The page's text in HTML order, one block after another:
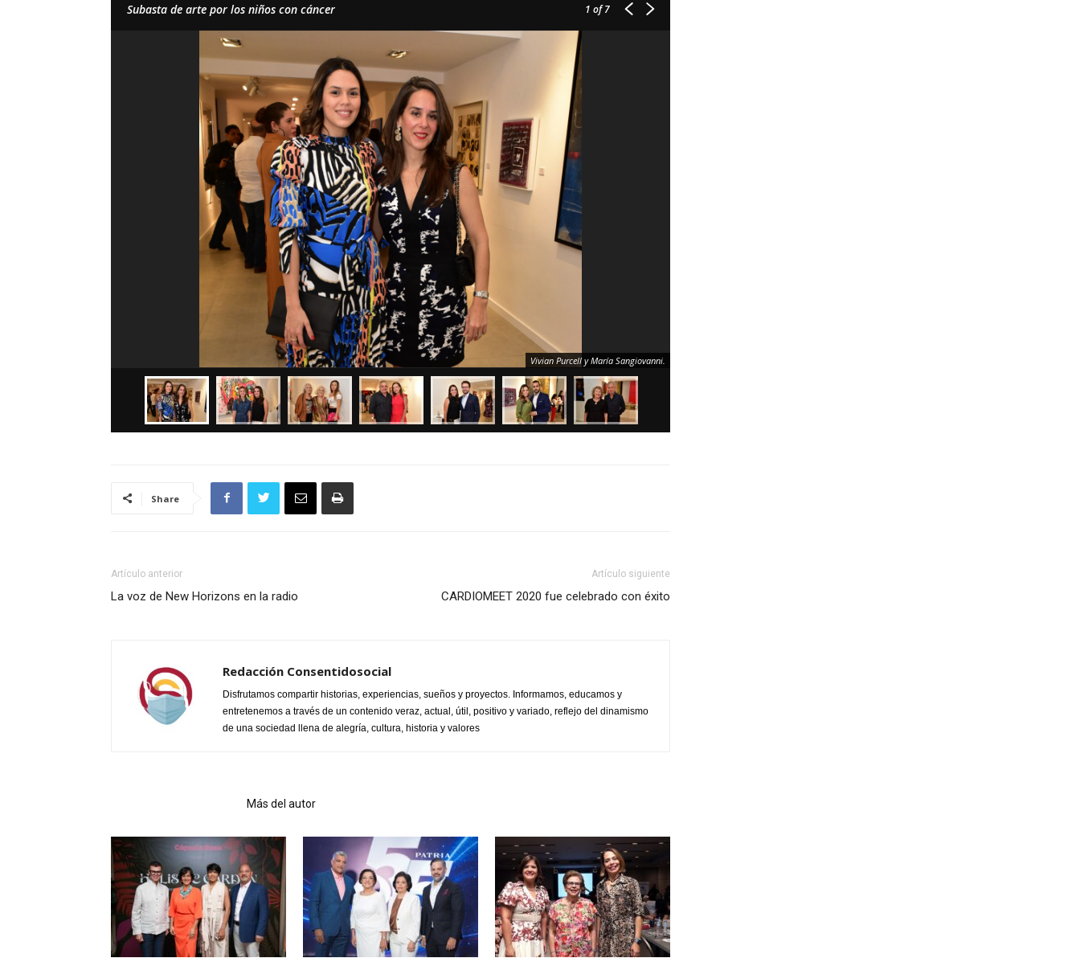
Subasta de arte por los niños con cáncer 1 of 7
Vivian Purcell y María Sangiovanni.
Share
Artículo anterior
La voz de New Horizons en la radio
Artículo siguiente
CARDIOMEET 2020 fue celebrado con éxito
Redacción Consentidosocial
Disfrutamos compartir historias, experiencias, sueños y proyectos. Informamos, educamos y
entretenemos a través de un contenido veraz, actual, útil, positivo y variado, reflejo del dinamismo
de una sociedad llena de alegría, cultura, historia y valores
Más del autor